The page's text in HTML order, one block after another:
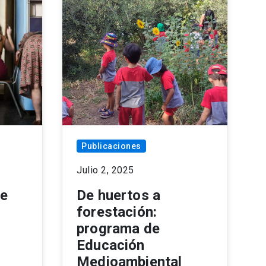
Publicaciones
Julio 2, 2025
De huertos a
forestación:
programa de
Educación
Medioambiental